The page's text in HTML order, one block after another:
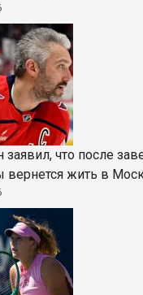
заявил, что после
вернется жить в